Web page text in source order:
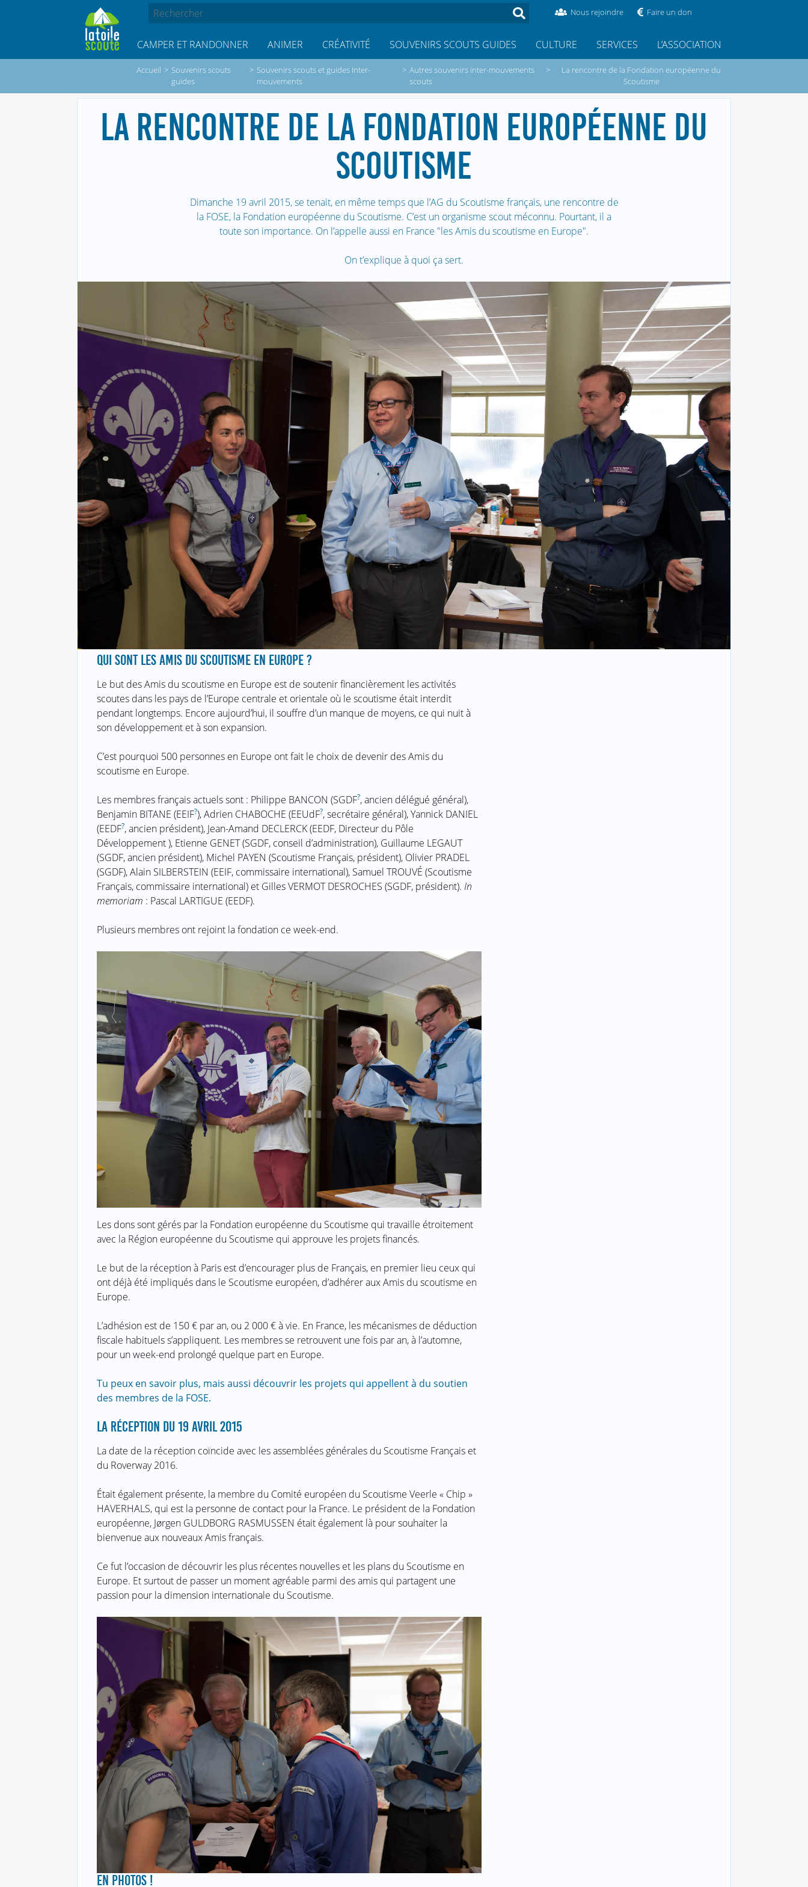
Nous rejoindre Faire un don
CAMPER ET RANDONNER ANIMER CRÉATIVITÉ SOUVENIRS SCOUTS GUIDES CULTURE SERVICES L’ASSOCIATION
Accueil > Souvenirs scouts
guides
> Souvenirs scouts et guides Inter-
mouvements
> Autres souvenirs inter-mouvements
scouts
>
La rencontre de la Fondation européenne du
Scoutisme
LA RENCONTRE DE LA FONDATION EUROPÉENNE DU
SCOUTISME
Dimanche 19 avril 2015, se tenait, en même temps que l’AG du Scoutisme français, une rencontre de
la FOSE, la Fondation européenne du Scoutisme. C’est un organisme scout méconnu. Pourtant, il a
toute son importance. On l’appelle aussi en France "les Amis du scoutisme en Europe".
On t’explique à quoi ça sert.
QUI SONT LES AMIS DU SCOUTISME EN EUROPE ?
Le but des Amis du scoutisme en Europe est de soutenir financièrement les activités
scoutes dans les pays de l’Europe centrale et orientale où le scoutisme était interdit
pendant longtemps. Encore aujourd’hui, il souffre d’un manque de moyens, ce qui nuit à
son développement et à son expansion.
C’est pourquoi 500 personnes en Europe ont fait le choix de devenir des Amis du
scoutisme en Europe.
Les membres français actuels sont : Philippe BANCON (SGDF?, ancien délégué général),
Benjamin BITANE (EEIF?), Adrien CHABOCHE (EEUdF?, secrétaire général), Yannick DANIEL
(EEDF?, ancien président), Jean-Amand DECLERCK (EEDF, Directeur du Pôle
Développement ), Etienne GENET (SGDF, conseil d’administration), Guillaume LEGAUT
(SGDF, ancien président), Michel PAYEN (Scoutisme Français, président), Olivier PRADEL
(SGDF), Alain SILBERSTEIN (EEIF, commissaire international), Samuel TROUVÉ (Scoutisme
Français, commissaire international) et Gilles VERMOT DESROCHES (SGDF, président). In
memoriam : Pascal LARTIGUE (EEDF).
Plusieurs membres ont rejoint la fondation ce week-end.
Les dons sont gérés par la Fondation européenne du Scoutisme qui travaille étroitement
avec la Région européenne du Scoutisme qui approuve les projets financés.
Le but de la réception à Paris est d’encourager plus de Français, en premier lieu ceux qui
ont déjà été impliqués dans le Scoutisme européen, d’adhérer aux Amis du scoutisme en
Europe.
L’adhésion est de 150 € par an, ou 2 000 € à vie. En France, les mécanismes de déduction
fiscale habituels s’appliquent. Les membres se retrouvent une fois par an, à l’automne,
pour un week-end prolongé quelque part en Europe.
Tu peux en savoir plus, mais aussi découvrir les projets qui appellent à du soutien
des membres de la FOSE.
LA RÉCEPTION DU 19 AVRIL 2015
La date de la réception coïncide avec les assemblées générales du Scoutisme Français et
du Roverway 2016.
Était également présente, la membre du Comité européen du Scoutisme Veerle « Chip »
HAVERHALS, qui est la personne de contact pour la France. Le président de la Fondation
européenne, Jørgen GULDBORG RASMUSSEN était également là pour souhaiter la
bienvenue aux nouveaux Amis français.
Ce fut l’occasion de découvrir les plus récentes nouvelles et les plans du Scoutisme en
Europe. Et surtout de passer un moment agréable parmi des amis qui partagent une
passion pour la dimension internationale du Scoutisme.
EN PHOTOS !